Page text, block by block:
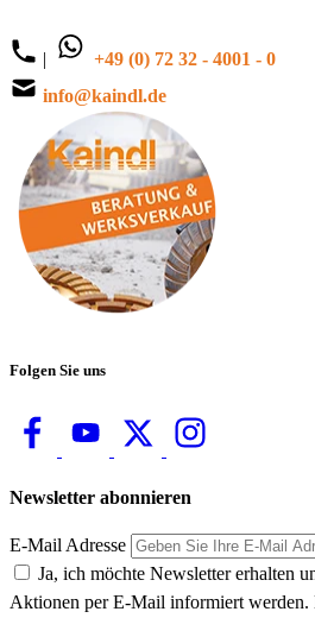
|
+49 (0) 72 32 - 4001 - 0
info@kaindl.de
Folgen Sie uns
Newsletter abonnieren
E-Mail Adresse
Ja, ich möchte Newsletter erhalten
Aktionen per E-Mail informiert